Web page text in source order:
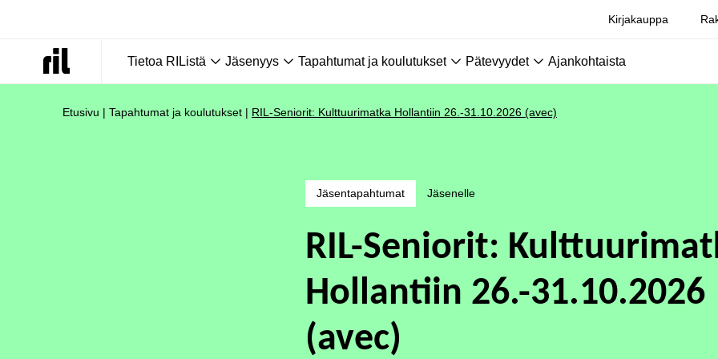
Kirjakauppa
Tietoa RIListä Jäsenyys Tapahtumat ja koulutukset Pätevyydet Ajankohtaista
Etusivu | Tapahtumat ja koulutukset | RIL-Seniorit: Kulttuurimatka Hollantiin 26.-31.10.2026 (avec)
Jäsentapahtumat Jäsenelle
RIL-Seniorit:
Hollantiin 26.-31.10.2026
(avec)